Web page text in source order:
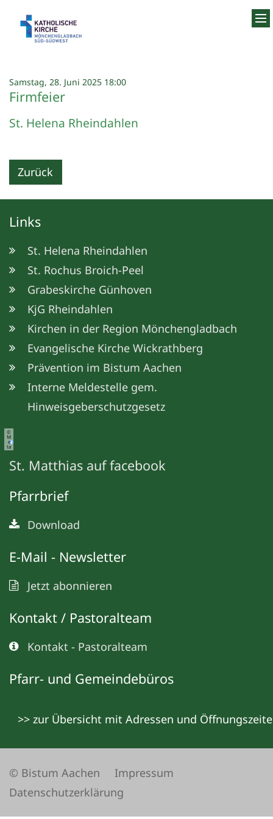
Samstag, 28. Juni 2025 18:00:
Firmfeier
St. Helena Rheindahlen
Zurück
Links
St. Helena Rheindahlen
St. Rochus Broich-Peel
Grabeskirche Günhoven
KjG Rheindahlen
Kirchen in der Region Mönchengladbach
Evangelische Kirche Wickrathberg
Prävention im Bistum Aachen
Interne Meldestelle gem.
Hinweisgeberschutzgesetz
©
M
e
ta
St. Matthias auf facebook
Pfarrbrief
Download
E-Mail - Newsletter
Jetzt abonnieren
Kontakt / Pastoralteam
Kontakt - Pastoralteam
Pfarr- und Gemeindebüros
>> zur Übersicht mit Adressen und
© Bistum Aachen
Impressum
Datenschutzerklärung